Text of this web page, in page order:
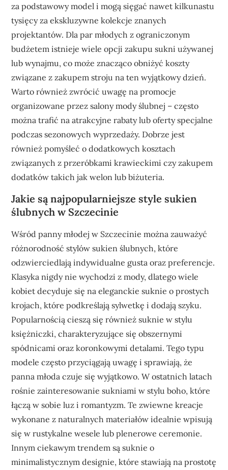
za podstawowy model i mogą sięgać nawet kilkunastu
tysięcy za ekskluzywne kolekcje znanych
projektantów. Dla par młodych z ograniczonym
budżetem istnieje wiele opcji zakupu sukni używanej
lub wynajmu, co może znacząco obniżyć koszty
związane z zakupem stroju na ten wyjątkowy dzień.
Warto również zwrócić uwagę na promocje
organizowane przez salony mody ślubnej – często
można trafić na atrakcyjne rabaty lub oferty specjalne
podczas sezonowych wyprzedaży. Dobrze jest
również pomyśleć o dodatkowych kosztach
związanych z przeróbkami krawieckimi czy zakupem
dodatków takich jak welon lub biżuteria.
Jakie są najpopularniejsze style sukien
ślubnych w Szczecinie
Wśród panny młodej w Szczecinie można zauważyć
różnorodność stylów sukien ślubnych, które
odzwierciedlają indywidualne gusta oraz preferencje.
Klasyka nigdy nie wychodzi z mody, dlatego wiele
kobiet decyduje się na eleganckie suknie o prostych
krojach, które podkreślają sylwetkę i dodają szyku.
Popularnością cieszą się również suknie w stylu
księżniczki, charakteryzujące się obszernymi
spódnicami oraz koronkowymi detalami. Tego typu
modele często przyciągają uwagę i sprawiają, że
panna młoda czuje się wyjątkowo. W ostatnich latach
rośnie zainteresowanie sukniami w stylu boho, które
łączą w sobie luz i romantyzm. Te zwiewne kreacje
wykonane z naturalnych materiałów idealnie wpisują
się w rustykalne wesele lub plenerowe ceremonie.
Innym ciekawym trendem są suknie o
minimalistycznym designie, które stawiają na prostotę